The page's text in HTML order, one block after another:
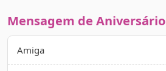
Mensagem de Aniversário
Amiga